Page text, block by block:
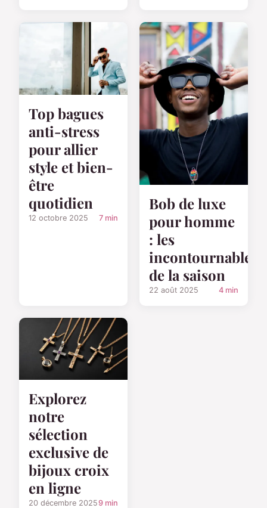
Top bagues
anti-stress
pour allier
style et bien-
être
quotidien
12 octobre 2025 7 min
Bob de luxe
pour homme
: les
incontournables
de la saison
22 août 2025 4 min
Explorez
notre
sélection
exclusive de
bijoux croix
en ligne
20 décembre 20259 min